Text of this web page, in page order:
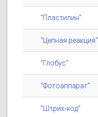
"Пластилин"
"Цепная реакция"
"Глобус"
"Фотоаппарат"
"Штрих-код"